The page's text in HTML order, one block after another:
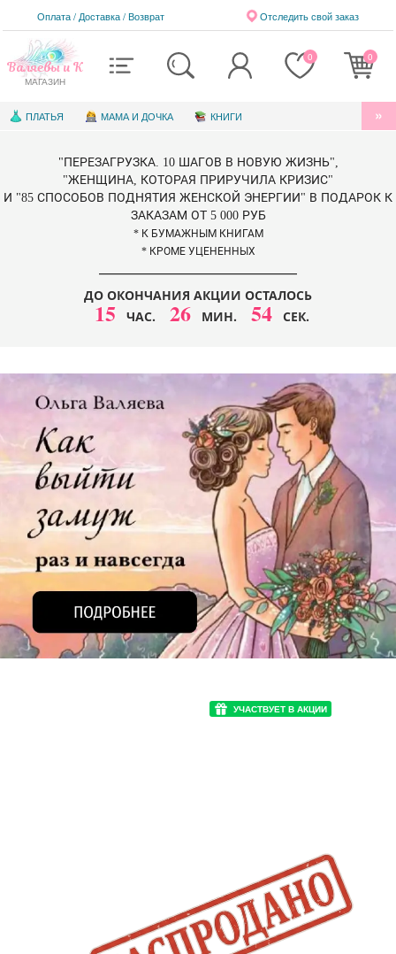
Валяевы и К
МАГАЗИН
Оплата / Доставка/Возврат Отследить свой заказ
0 0
ПЛАТЬЯ МАМА И ДОЧКА КНИГИ
КНИГИ ДЛЯ ДЕТЕЙ ЭЛЕКТРОННЫЕ КНИГИ
"ПЕРЕЗАГРУЗКА. 10 ШАГОВ В НОВУЮ ЖИЗНЬ",
"ЖЕНЩИНА, КОТОРАЯ ПРИРУЧИЛА КРИЗИС"
И "85 СПОСОБОВ ПОДНЯТИЯ ЖЕНСКОЙ ЭНЕРГИИ" В ПОДАРОК К
ЗАКАЗАМ ОТ 5 000 РУБ
* К БУМАЖНЫМ КНИГАМ
* КРОМЕ УЦЕНЕННЫХ
ДО ОКОНЧАНИЯ АКЦИИ ОСТАЛОСЬ
15 ЧАС. 26 МИН. 50 СЕК.
УЧАСТВУЕТ В АКЦИИ